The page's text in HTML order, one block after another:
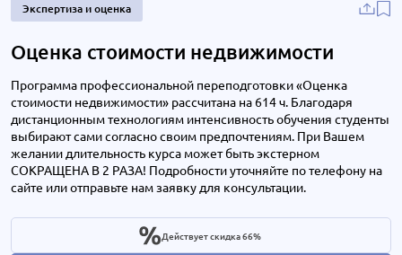
Экспертиза и оценка
Оценка стоимости недвижимости
Программа профессиональной переподготовки «Оценка
стоимости недвижимости» рассчитана на 614 ч. Благодаря
дистанционным технологиям интенсивность обучения студенты
выбирают сами согласно своим предпочтениям. При Вашем
желании длительность курса может быть экстерном
СОКРАЩЕНА В 2 РАЗА! Подробности уточняйте по телефону на
сайте или отправьте нам заявку для консультации.
Действует скидка 66%